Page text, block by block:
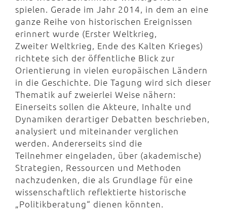
spielen. Gerade im Jahr 2014, in dem an eine
ganze Reihe von historischen Ereignissen
erinnert wurde (Erster Weltkrieg,
Zweiter Weltkrieg, Ende des Kalten Krieges)
richtete sich der öffentliche Blick zur
Orientierung in vielen europäischen Ländern
in die Geschichte. Die Tagung wird sich dieser
Thematik auf zweierlei Weise nähern:
Einerseits sollen die Akteure, Inhalte und
Dynamiken derartiger Debatten beschrieben,
analysiert und miteinander verglichen
werden. Andererseits sind die
Teilnehmer eingeladen, über (akademische)
Strategien, Ressourcen und Methoden
nachzudenken, die als Grundlage für eine
wissenschaftlich reflektierte historische
„Politikberatung“ dienen könnten.